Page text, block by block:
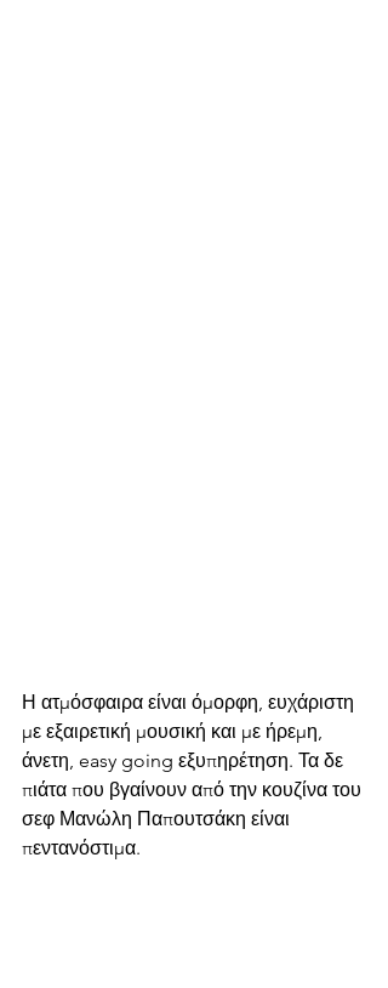
Η ατμόσφαιρα είναι όμορφη, ευχάριστη
με εξαιρετική μουσική και με ήρεμη,
άνετη, easy going εξυπηρέτηση. Τα δε
πιάτα που βγαίνουν από την κουζίνα του
σεφ Μανώλη Παπουτσάκη είναι
πεντανόστιμα.